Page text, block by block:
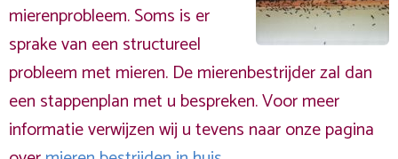
mierenprobleem. Soms is er
sprake van een structureel
probleem met mieren. De mierenbestrijder zal dan
een stappenplan met u bespreken. Voor meer
informatie verwijzen wij u tevens naar onze pagina